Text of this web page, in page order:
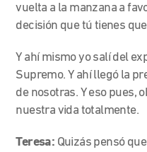
vuelta a la manzana a
decisión que tú tienes que
Y ahí mismo yo salí del
Supremo. Y ahí llegó la
de nosotras. Y eso pues,
nuestra vida totalmente.
Teresa: Quizás pensó